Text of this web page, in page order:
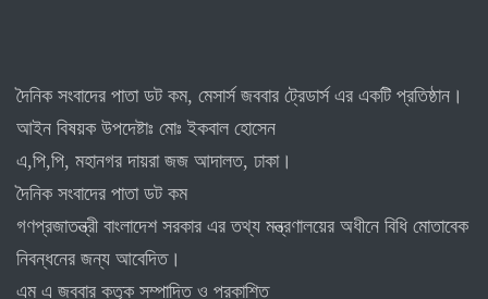
দৈনিক সংবাদের পাতা ডট কম, মেসার্স জববার ট্রেডার্স এর একটি প্রতিষ্ঠান।
আইন বিষয়ক উপদেষ্টাঃ মোঃ ইকবাল হোসেন
এ,পি,পি, মহানগর দায়রা জজ আদালত, ঢাকা।
দৈনিক সংবাদের পাতা ডট কম
গণপ্রজাতন্ত্রী বাংলাদেশ সরকার এর তথ্য মন্ত্রণালয়ের অধীনে বিধি মোতাবেক
নিবন্ধনের জন্য আবেদিত।
এম এ জববার কতৃক সম্পাদিত ও প্রকাশিত